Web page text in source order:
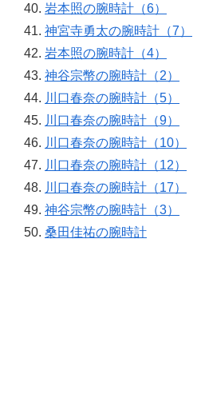
岩本照の腕時計（6）
神宮寺勇太の腕時計（7）
岩本照の腕時計（4）
神谷宗幣の腕時計（2）
川口春奈の腕時計（5）
川口春奈の腕時計（9）
川口春奈の腕時計（10）
川口春奈の腕時計（12）
川口春奈の腕時計（17）
神谷宗幣の腕時計（3）
桑田佳祐の腕時計